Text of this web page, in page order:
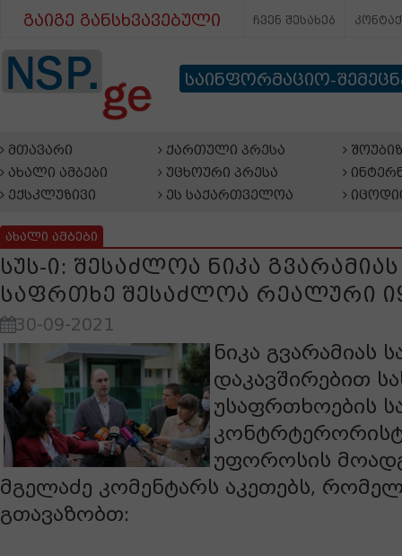
გაიგე განსხვავებული ჩვენ შესახებ
საინფორმაციო-
მთავარი
ახალი ამბები
ექსკლუზივი
ქართული პრესა
უცხოური პრესა
ეს საქართველოა
ახალი ამბები
სუს-ი: შესაძლოა ნიკა
საფრთხე შესაძლოა რეალური
30-09-2021
ნიკა გვარამიას
დაკავშირებით
უსაფრთხოების
უფოროსის
მგელაძე კომენტარს აკეთებს,
გთავაზობთ: